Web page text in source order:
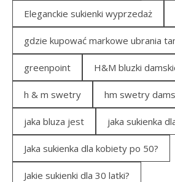
Eleganckie sukienki wyprzedaż
gdzie kupować markowe ubrania
greenpoint H&M bluzki
h & m swetry hm swetry
jaka bluza jest jaka sukienka
Jaka sukienka dla kobiety po 50?
Jakie sukienki dla 30 latki?